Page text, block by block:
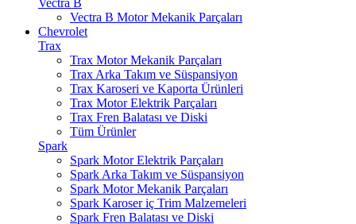
Vectra B
Vectra B Motor Mekanik Parçaları
Chevrolet
Trax
Trax Motor Mekanik Parçaları
Trax Arka Takım ve Süspansiyon
Trax Karoseri ve Kaporta Ürünleri
Trax Motor Elektrik Parçaları
Trax Fren Balatası ve Diski
Tüm Ürünler
Spark
Spark Motor Elektrik Parçaları
Spark Arka Takım ve Süspansiyon
Spark Motor Mekanik Parçaları
Spark Karoser iç Trim Malzemeleri
Spark Fren Balatası ve Diski